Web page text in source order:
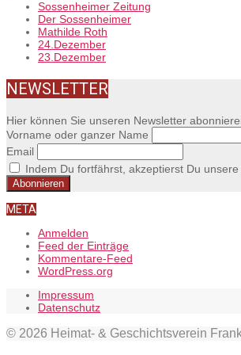
Sossenheimer Zeitung
Der Sossenheimer
Mathilde Roth
24.Dezember
23.Dezember
NEWSLETTER
Hier können Sie unseren Newsletter
Vorname oder ganzer Name
Email
Indem Du fortfährst, akzeptierst Du unsere
META
Anmelden
Feed der Einträge
Kommentare-Feed
WordPress.org
Impressum
Datenschutz
© 2026 Heimat- & Geschichtsverein